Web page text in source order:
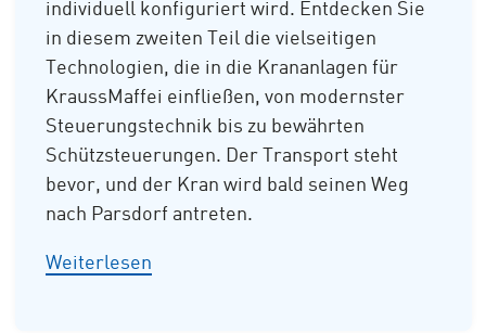
individuell konfiguriert wird. Entdecken Sie
in diesem zweiten Teil die vielseitigen
Technologien, die in die Krananlagen für
KraussMaffei einfließen, von modernster
Steuerungstechnik bis zu bewährten
Schützsteuerungen. Der Transport steht
bevor, und der Kran wird bald seinen Weg
nach Parsdorf antreten.
Weiterlesen